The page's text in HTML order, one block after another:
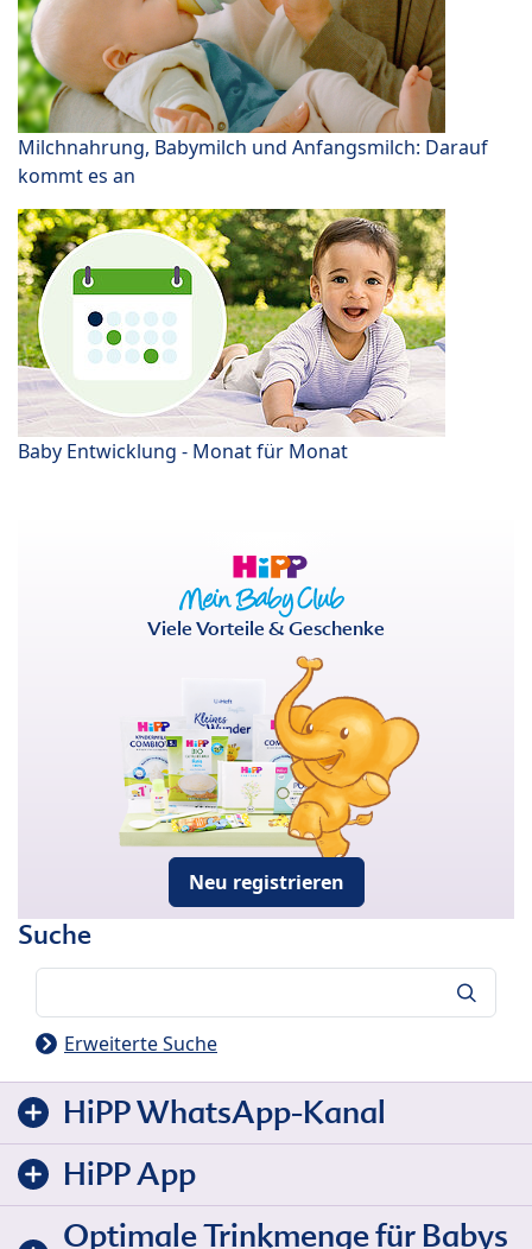
Milchnahrung, Babymilch und Anfangsmilch: Darauf
kommt es an
Baby Entwicklung - Monat für Monat
Viele Vorteile & Geschenke
Neu registrieren
Suche
Erweiterte Suche
HiPP WhatsApp-Kanal
HiPP App
Optimale Trinkmenge für Babys